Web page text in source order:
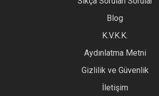
Ürün açıklamasında eksik bilgiler bulunuyor.
Ürün bilgilerinde hatalar bulunuyor.
Ürün fiyatı diğer sitelerden daha pahalı.
Blog
K.V.K.K.
Aydınlatma Metni
Gizlilik ve Güvenlik
İletişim